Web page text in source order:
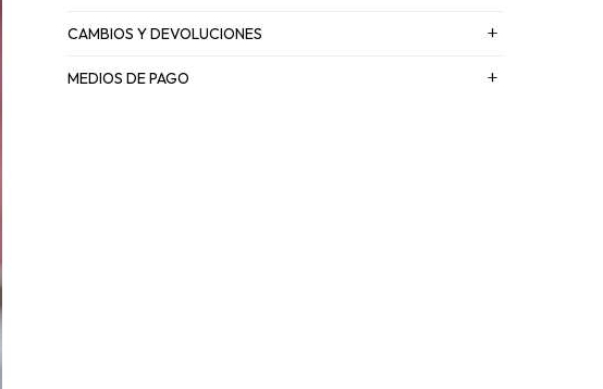
CAMBIOS Y DEVOLUCIONES
MEDIOS DE PAGO